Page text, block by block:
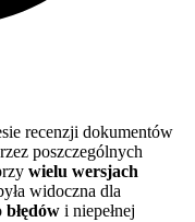
recenzji dokumentów
poszczególnych
wielu wersjach
widoczna dla
błędów i niepełnej